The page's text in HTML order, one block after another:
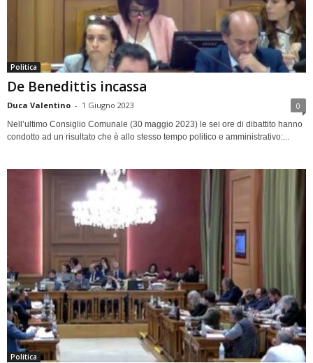
Politica
De Benedittis incassa
Duca Valentino - 1 Giugno 2023 0
Nell’ultimo Consiglio Comunale (30 maggio 2023) le sei ore di dibattito hanno
condotto ad un risultato che è allo stesso tempo politico e amministrativo:...
Politica